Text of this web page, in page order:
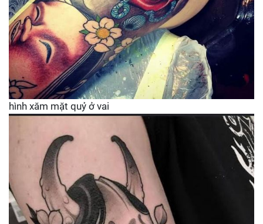
hình xăm mặt quỷ ở vai